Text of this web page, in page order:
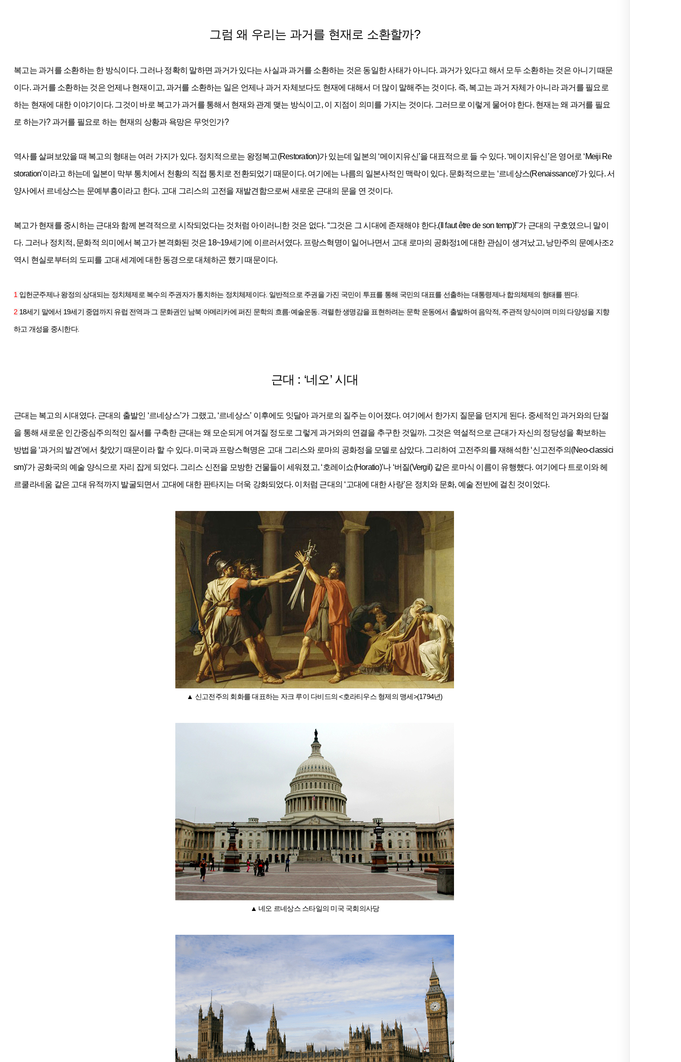
그럼 왜 우리는 과거를 현재로 소환할까?
복고는 과거를 소환하는 한 방식이다. 그러나 정확히 말하면 과거가 있다는 사실과 과거를 소환하는 것은 동일한 사태가 아니다. 과거가 있다고 해서 모두 소환하는 것은 아니기 때문
이다. 과거를 소환하는 것은 언제나 현재이고, 과거를 소환하는 일은 언제나 과거 자체보다도 현재에 대해서 더 많이 말해주는 것이다. 즉, 복고는 과거 자체가 아니라 과거를 필요로
하는 현재에 대한 이야기이다. 그것이 바로 복고가 과거를 통해서 현재와 관계 맺는 방식이고, 이 지점이 의미를 가지는 것이다. 그러므로 이렇게 물어야 한다. 현재는 왜 과거를 필요
로 하는가? 과거를 필요로 하는 현재의 상황과 욕망은 무엇인가?
역사를 살펴보았을 때 복고의 형태는 여러 가지가 있다. 정치적으로는 왕정복고(Restoration)가 있는데 일본의 ‘메이지유신’을 대표적으로 들 수 있다. ‘메이지유신’은 영어로 ‘Meiji Re
storation'이라고 하는데 일본이 막부 통치에서 천황의 직접 통치로 전환되었기 때문이다. 여기에는 나름의 일본사적인 맥락이 있다. 문화적으로는 ‘르네상스(Renaissance)’가 있다. 서
양사에서 르네상스는 문예부흥이라고 한다. 고대 그리스의 고전을 재발견함으로써 새로운 근대의 문을 연 것이다.
복고가 현재를 중시하는 근대와 함께 본격적으로 시작되었다는 것처럼 아이러니한 것은 없다. “그것은 그 시대에 존재해야 한다.(Il faut être de son temp)!"가 근대의 구호였으니 말이
다. 그러나 정치적, 문화적 의미에서 복고가 본격화된 것은 18~19세기에 이르러서였다. 프랑스혁명이 일어나면서 고대 로마의 공화정1에 대한 관심이 생겨났고, 낭만주의 문예사조2
역시 현실로부터의 도피를 고대 세계에 대한 동경으로 대체하곤 했기 때문이다.
1입헌군주제나 왕정의 상대되는 정치체제로 복수의 주권자가 통치하는 정치체제이다. 일반적으로 주권을 가진 국민이 투표를 통해 국민의 대표를 선출하는 대통령제나 합의체제의 형태를 띈다.
2 18세기 말에서 19세기 중엽까지 유럽 전역과 그 문화권인 남북 아메리카에 퍼진 문학의 흐름·예술운동. 격렬한 생명감을 표현하려는 문학 운동에서 출발하여 음악적, 주관적 양식이며 미의 다양성을 지향
하고 개성을 중시한다.
근대 : ‘네오’ 시대
근대는 복고의 시대였다. 근대의 출발인 ‘르네상스’가 그랬고, ‘르네상스’ 이후에도 잇달아 과거로의 질주는 이어졌다. 여기에서 한가지 질문을 던지게 된다. 중세적인 과거와의 단절
을 통해 새로운 인간중심주의적인 질서를 구축한 근대는 왜 모순되게 여겨질 정도로 그렇게 과거와의 연결을 추구한 것일까. 그것은 역설적으로 근대가 자신의 정당성을 확보하는
방법을 ‘과거의 발견’에서 찾았기 때문이라 할 수 있다. 미국과 프랑스혁명은 고대 그리스와 로마의 공화정을 모델로 삼았다. 그리하여 고전주의를 재해석한 ‘신고전주의(Neo-classici
sm)’가 공화국의 예술 양식으로 자리 잡게 되었다. 그리스 신전을 모방한 건물들이 세워졌고, ‘호레이쇼(Horatio)’나 ‘버질(Vergil) 같은 로마식 이름이 유행했다. 여기에다 트로이와 헤
르쿨라네움 같은 고대 유적까지 발굴되면서 고대에 대한 판타지는 더욱 강화되었다. 이처럼 근대의 ‘고대에 대한 사랑’은 정치와 문화, 예술 전반에 걸친 것이었다.
▲ 신고전주의 회화를 대표하는 자크 루이 다비드의 <호라티우스 형제의 맹세>(1794년)
▲ 네오 르네상스 스타일의 미국 국회의사당